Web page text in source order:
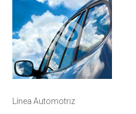
Línea Automotriz